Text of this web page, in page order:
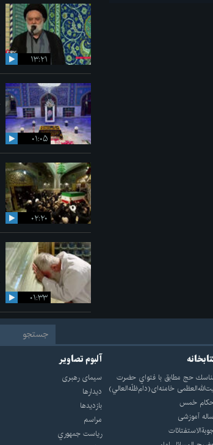
۱۳:۲۱
۰۱:۰۵
۰۲:۲۰
۰۱:۳۳
حج مطابق با فتواي حضرت
خامنه‌اى(دام‌ظلّه‌العالي)
خمس
آموزشی
آلبوم تصاویر
سيماى رهبرى
ديدارها
بازديدها
مراسم
رياست جمهوري